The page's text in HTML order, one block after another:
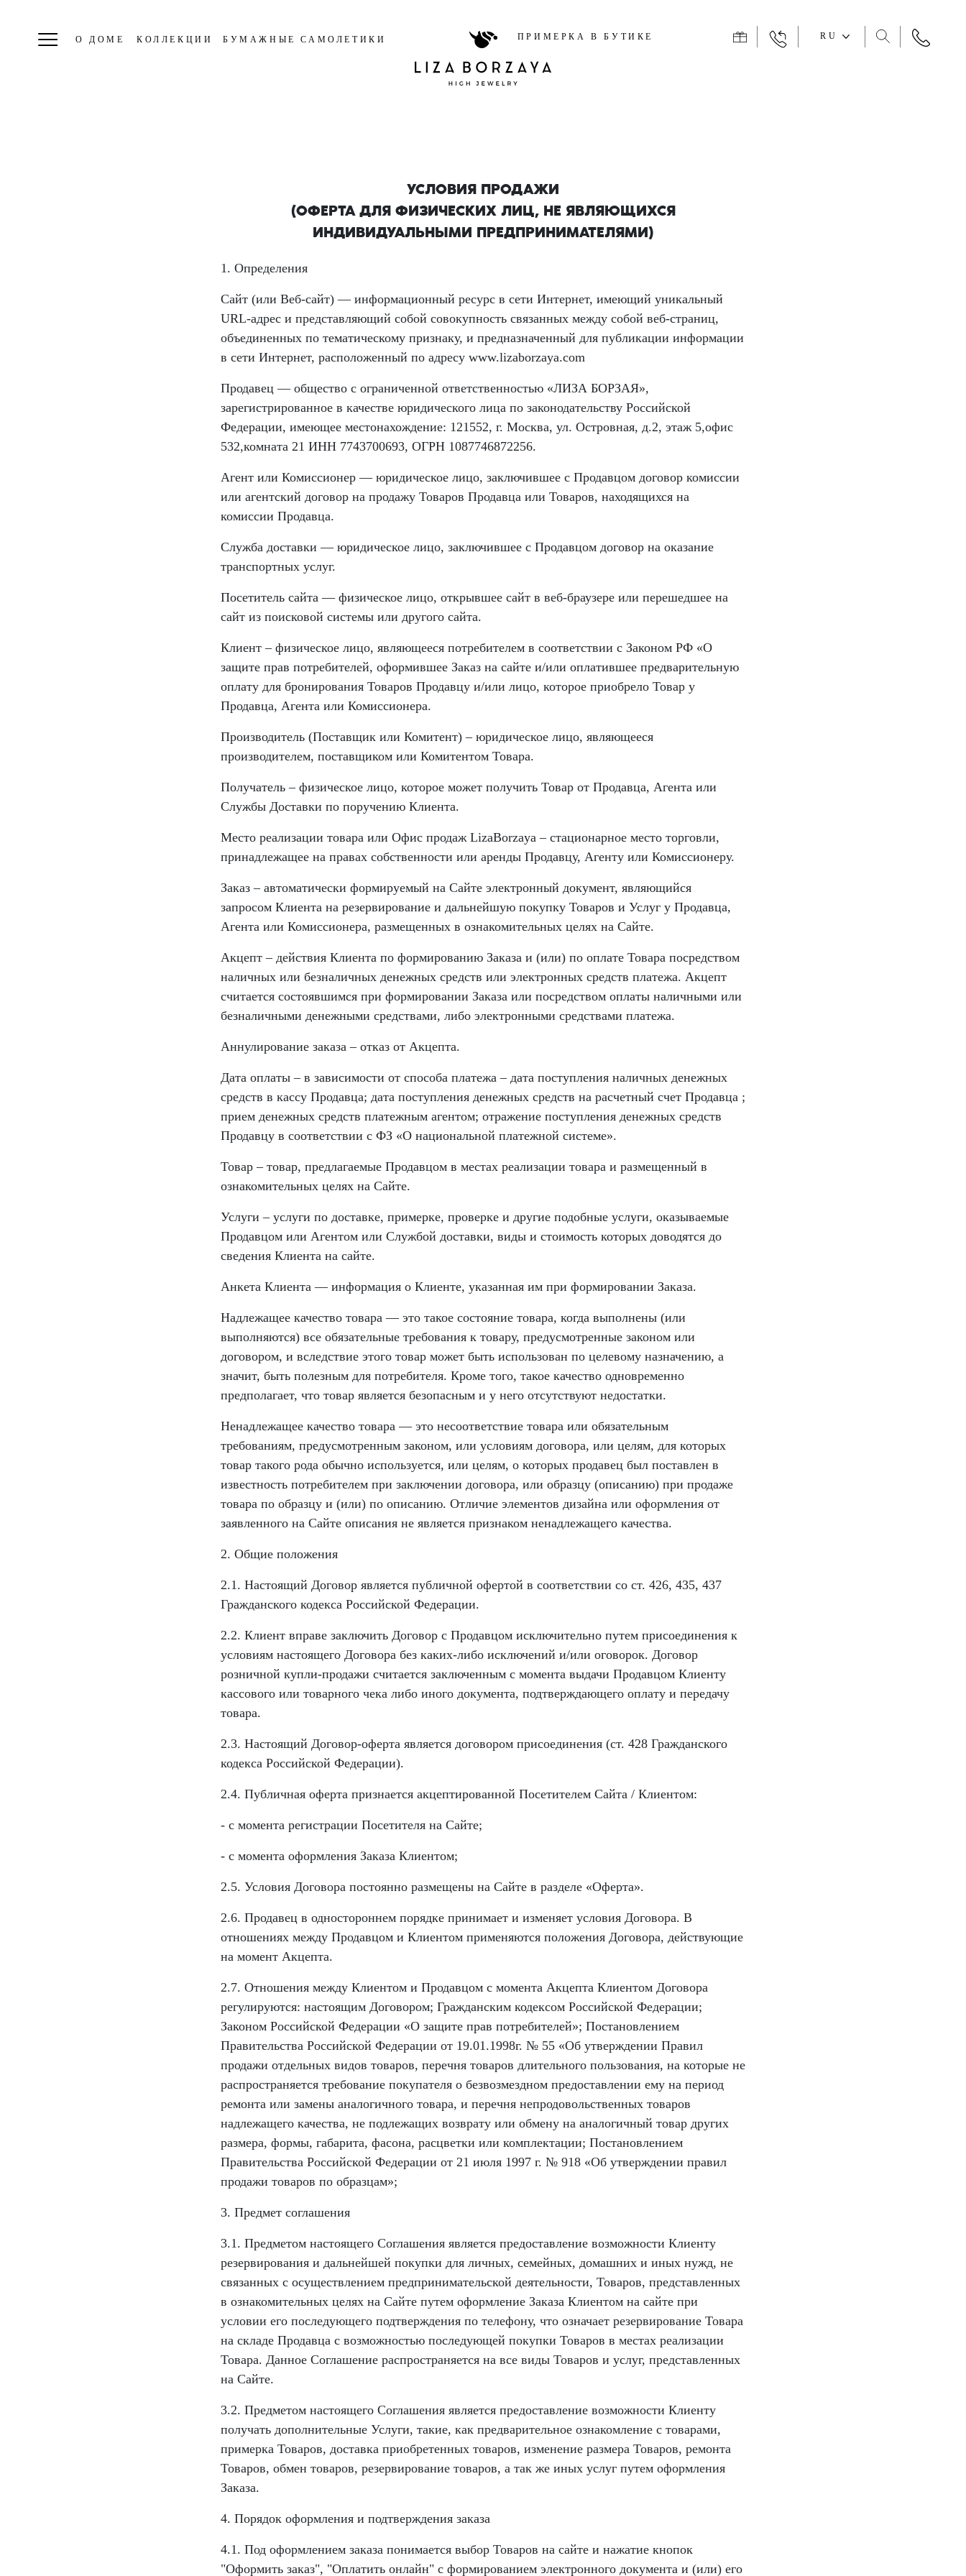
О ДОМЕ КОЛЛЕКЦИИ БУМАЖНЫЕ САМОЛЕТИКИ RU
ПРИМЕРКА В БУТИКЕ
УСЛОВИЯ ПРОДАЖИ
(ОФЕРТА ДЛЯ ФИЗИЧЕСКИХ ЛИЦ, НЕ ЯВЛЯЮЩИХСЯ
ИНДИВИДУАЛЬНЫМИ ПРЕДПРИНИМАТЕЛЯМИ)
1. Определения
Сайт (или Веб-сайт) — информационный ресурс в сети Интернет, имеющий уникальный
URL-адрес и представляющий собой совокупность связанных между собой веб-страниц,
объединенных по тематическому признаку, и предназначенный для публикации информации
в сети Интернет, расположенный по адресу www.lizaborzaya.com
Продавец — общество с ограниченной ответственностью «ЛИЗА БОРЗАЯ»,
зарегистрированное в качестве юридического лица по законодательству Российской
Федерации, имеющее местонахождение: 121552, г. Москва, ул. Островная, д.2, этаж 5,офис
532,комната 21 ИНН 7743700693, ОГРН 1087746872256.
Агент или Комиссионер — юридическое лицо, заключившее с Продавцом договор комиссии
или агентский договор на продажу Товаров Продавца или Товаров, находящихся на
комиссии Продавца.
Служба доставки — юридическое лицо, заключившее с Продавцом договор на оказание
транспортных услуг.
Посетитель сайта — физическое лицо, открывшее сайт в веб-браузере или перешедшее на
сайт из поисковой системы или другого сайта.
Клиент – физическое лицо, являющееся потребителем в соответствии с Законом РФ «О
защите прав потребителей, оформившее Заказ на сайте и/или оплатившее предварительную
оплату для бронирования Товаров Продавцу и/или лицо, которое приобрело Товар у
Продавца, Агента или Комиссионера.
Производитель (Поставщик или Комитент) – юридическое лицо, являющееся
производителем, поставщиком или Комитентом Товара.
Получатель – физическое лицо, которое может получить Товар от Продавца, Агента или
Службы Доставки по поручению Клиента.
Место реализации товара или Офис продаж LizaBorzaya – стационарное место торговли,
принадлежащее на правах собственности или аренды Продавцу, Агенту или Комиссионеру.
Заказ – автоматически формируемый на Сайте электронный документ, являющийся
запросом Клиента на резервирование и дальнейшую покупку Товаров и Услуг у Продавца,
Агента или Комиссионера, размещенных в ознакомительных целях на Сайте.
Акцепт – действия Клиента по формированию Заказа и (или) по оплате Товара посредством
наличных или безналичных денежных средств или электронных средств платежа. Акцепт
считается состоявшимся при формировании Заказа или посредством оплаты наличными или
безналичными денежными средствами, либо электронными средствами платежа.
Аннулирование заказа – отказ от Акцепта.
Дата оплаты – в зависимости от способа платежа – дата поступления наличных денежных
средств в кассу Продавца; дата поступления денежных средств на расчетный счет Продавца ;
прием денежных средств платежным агентом; отражение поступления денежных средств
Продавцу в соответствии с ФЗ «О национальной платежной системе».
Товар – товар, предлагаемые Продавцом в местах реализации товара и размещенный в
ознакомительных целях на Сайте.
Услуги – услуги по доставке, примерке, проверке и другие подобные услуги, оказываемые
Продавцом или Агентом или Службой доставки, виды и стоимость которых доводятся до
сведения Клиента на сайте.
Анкета Клиента — информация о Клиенте, указанная им при формировании Заказа.
Надлежащее качество товара — это такое состояние товара, когда выполнены (или
выполняются) все обязательные требования к товару, предусмотренные законом или
договором, и вследствие этого товар может быть использован по целевому назначению, а
значит, быть полезным для потребителя. Кроме того, такое качество одновременно
предполагает, что товар является безопасным и у него отсутствуют недостатки.
Ненадлежащее качество товара — это несоответствие товара или обязательным
требованиям, предусмотренным законом, или условиям договора, или целям, для которых
товар такого рода обычно используется, или целям, о которых продавец был поставлен в
известность потребителем при заключении договора, или образцу (описанию) при продаже
товара по образцу и (или) по описанию. Отличие элементов дизайна или оформления от
заявленного на Сайте описания не является признаком ненадлежащего качества.
2. Общие положения
2.1. Настоящий Договор является публичной офертой в соответствии со ст. 426, 435, 437
Гражданского кодекса Российской Федерации.
2.2. Клиент вправе заключить Договор с Продавцом исключительно путем присоединения к
условиям настоящего Договора без каких-либо исключений и/или оговорок. Договор
розничной купли-продажи считается заключенным с момента выдачи Продавцом Клиенту
кассового или товарного чека либо иного документа, подтверждающего оплату и передачу
товара.
2.3. Настоящий Договор-оферта является договором присоединения (ст. 428 Гражданского
кодекса Российской Федерации).
2.4. Публичная оферта признается акцептированной Посетителем Сайта / Клиентом:
- с момента регистрации Посетителя на Сайте;
- с момента оформления Заказа Клиентом;
2.5. Условия Договора постоянно размещены на Сайте в разделе «Оферта».
2.6. Продавец в одностороннем порядке принимает и изменяет условия Договора. В
отношениях между Продавцом и Клиентом применяются положения Договора, действующие
на момент Акцепта.
2.7. Отношения между Клиентом и Продавцом с момента Акцепта Клиентом Договора
регулируются: настоящим Договором; Гражданским кодексом Российской Федерации;
Законом Российской Федерации «О защите прав потребителей»; Постановлением
Правительства Российской Федерации от 19.01.1998г. № 55 «Об утверждении Правил
продажи отдельных видов товаров, перечня товаров длительного пользования, на которые не
распространяется требование покупателя о безвозмездном предоставлении ему на период
ремонта или замены аналогичного товара, и перечня непродовольственных товаров
надлежащего качества, не подлежащих возврату или обмену на аналогичный товар других
размера, формы, габарита, фасона, расцветки или комплектации; Постановлением
Правительства Российской Федерации от 21 июля 1997 г. № 918 «Об утверждении правил
продажи товаров по образцам»;
3. Предмет соглашения
3.1. Предметом настоящего Соглашения является предоставление возможности Клиенту
резервирования и дальнейшей покупки для личных, семейных, домашних и иных нужд, не
связанных с осуществлением предпринимательской деятельности, Товаров, представленных
в ознакомительных целях на Сайте путем оформление Заказа Клиентом на сайте при
условии его последующего подтверждения по телефону, что означает резервирование Товара
на складе Продавца с возможностью последующей покупки Товаров в местах реализации
Товара. Данное Соглашение распространяется на все виды Товаров и услуг, представленных
на Сайте.
3.2. Предметом настоящего Соглашения является предоставление возможности Клиенту
получать дополнительные Услуги, такие, как предварительное ознакомление с товарами,
примерка Товаров, доставка приобретенных товаров, изменение размера Товаров, ремонта
Товаров, обмен товаров, резервирование товаров, а так же иных услуг путем оформления
Заказа.
4. Порядок оформления и подтверждения заказа
4.1. Под оформлением заказа понимается выбор Товаров на сайте и нажатие кнопок
"Оформить заказ", "Оплатить онлайн" с формированием электронного документа и (или) его